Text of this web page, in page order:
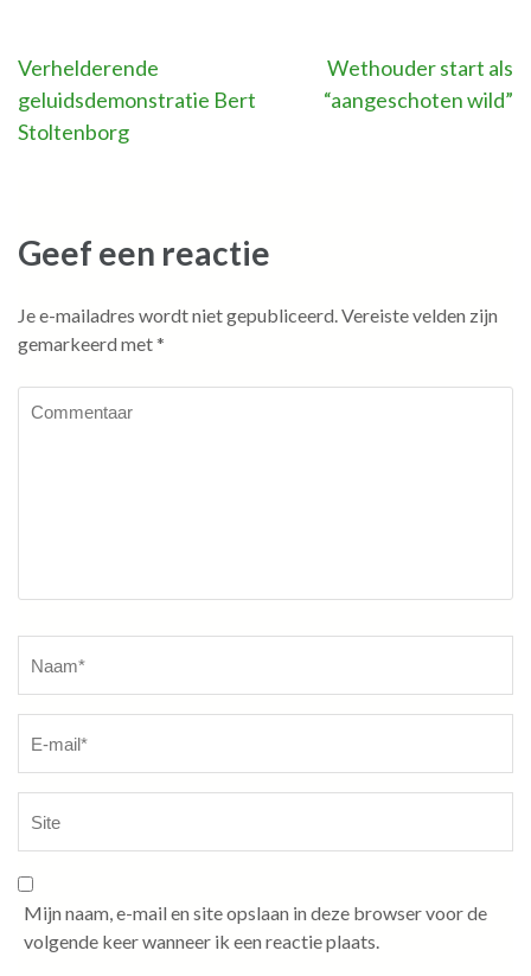
Bericht
navigatie
Verhelderende
geluidsdemonstratie Bert
Stoltenborg
Wethouder start als
“aangeschoten wild”
Geef een reactie
Je e-mailadres wordt niet gepubliceerd.Vereiste velden zijn
gemarkeerd met*
Mijn naam, e-mail en site opslaan in deze browser voor de
volgende keer wanneer ik een reactie plaats.